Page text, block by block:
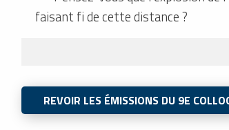
faisant fi de cette distance ?
REVOIR LES ÉMISSIONS DU 9E